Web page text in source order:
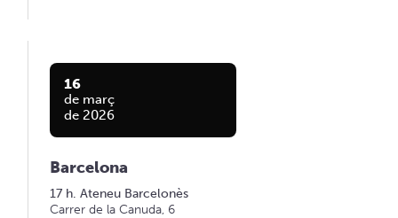
16
de març
de 2026
Barcelona
17 h. Ateneu Barcelonès
Carrer de la Canuda, 6